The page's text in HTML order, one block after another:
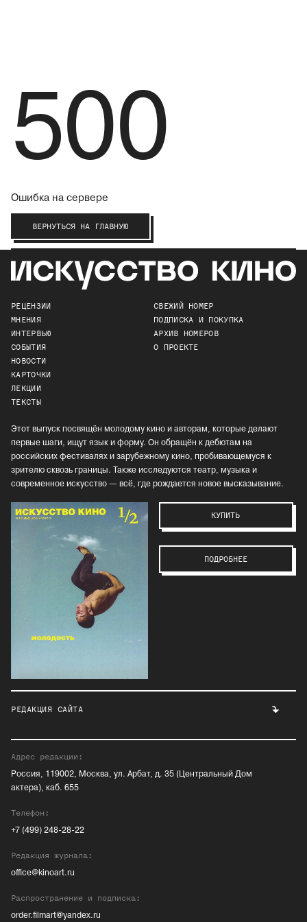
500
Ошибка на сервере
ВЕРНУТЬСЯ НА ГЛАВНУЮ
РЕЦЕНЗИИ
МНЕНИЯ
ИНТЕРВЬЮ
СОБЫТИЯ
НОВОСТИ
КАРТОЧКИ
ЛЕКЦИИ
ТЕКСТЫ
СВЕЖИЙ НОМЕР
ПОДПИСКА И ПОКУПКА
АРХИВ НОМЕРОВ
О ПРОЕКТЕ
Этот выпуск посвящён молодому кино и авторам, которые делают
первые шаги, ищут язык и форму. Он обращён к дебютам на
российских фестивалях и зарубежному кино, пробивающемуся к
зрителю сквозь границы. Также исследуются театр, музыка и
современное искусство — всё, где рождается новое высказывание.
КУПИТЬ
ПОДРОБНЕЕ
РЕДАКЦИЯ САЙТА
Адрес редакции:
Россия, 119002, Москва, ул. Арбат, д. 35 (Центральный Дом
актера), каб. 655
Телефон:
+7 (499) 248-28-22
Редакция журнала:
office@kinoart.ru
Распространение и подписка:
order.filmart@yandex.ru